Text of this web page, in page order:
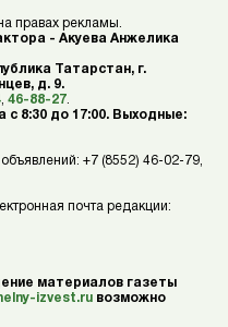
правах рекламы.
- Акуева Анжелика
Татарстан, г.
д. 9.
46-88-27
с 8:30 до 17:00. Выходные:
+7 (8552) 46-02-79,
почта редакции:
материалов газеты
izvest.ru возможно